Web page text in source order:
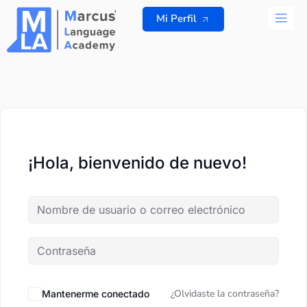
contenido
Mi Perfil
¡Hola, bienvenido de nuevo!
Mantenerme conectado ¿Olvidaste la contraseña?